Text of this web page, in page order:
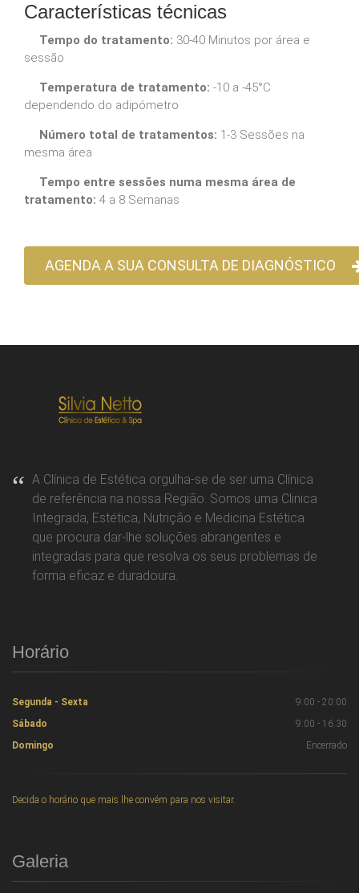
Características técnicas
Tempo do tratamento: 30‐40 Minutos por área e
sessão
Temperatura de tratamento: ‐10 a ‐45°C
dependendo do adipómetro
Número total de tratamentos: 1‐3 Sessões na
mesma área
Tempo entre sessões numa mesma área de
tratamento: 4 a 8 Semanas
AGENDA A SUA CONSULTA DE DIAGNÓSTICO
A Clínica de Estética orgulha-se de ser uma Clínica
de referência na nossa Região. Somos uma Clinica
Integrada, Estética, Nutrição e Medicina Estética
que procura dar-lhe soluções abrangentes e
integradas para que resolva os seus problemas de
forma eficaz e duradoura.
Horário
Segunda - Sexta
9:00 - 20:00
Sábado
9:00 - 16:30
Domingo
Encerrado
Decida o horário que mais lhe convém para nos visitar.
Galeria